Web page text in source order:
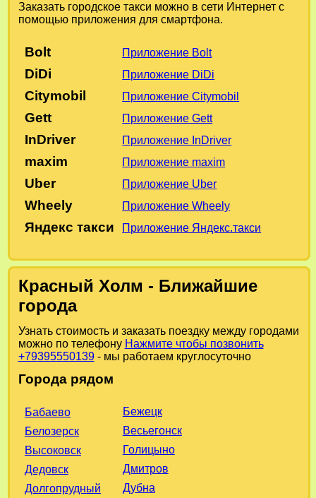
Заказать городское такси можно в сети Интернет с
помощью приложения для смартфона.
Bolt Приложение Bolt
DiDi Приложение DiDi
Citymobil Приложение Citymobil
Gett Приложение Gett
InDriver Приложение InDriver
maxim Приложение maxim
Uber Приложение Uber
Wheely Приложение Wheely
Яндекс такси Приложение Яндекс.такси
Красный Холм - Ближайшие
города
Узнать стоимость и заказать поездку между городами
можно по телефону Нажмите чтобы позвонить
+79395550139- мы работаем круглосуточно
Города рядом
Бабаево
Бежецк
Белозерск
Весьегонск
Высоковск
Голицыно
Дедовск
Дмитров
Долгопрудный
Дубна